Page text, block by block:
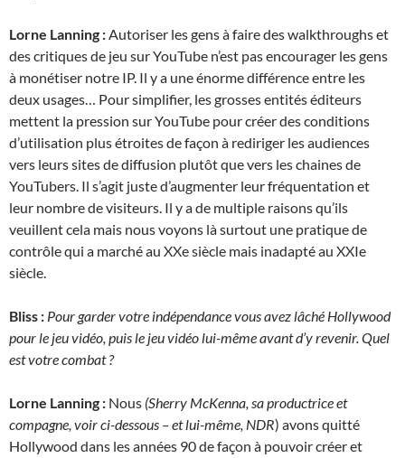
Lorne Lanning :Autoriser les gens à faire des walkthroughs et
des critiques de jeu sur YouTube n’est pas encourager les gens
à monétiser notre IP. Il y a une énorme différence entre les
deux usages… Pour simplifier, les grosses entités éditeurs
mettent la pression sur YouTube pour créer des conditions
d’utilisation plus étroites de façon à rediriger les audiences
vers leurs sites de diffusion plutôt que vers les chaines de
YouTubers. Il s’agit juste d’augmenter leur fréquentation et
leur nombre de visiteurs. Il y a de multiple raisons qu’ils
veuillent cela mais nous voyons là surtout une pratique de
contrôle qui a marché au XXe siècle mais inadapté au XXIe
siècle.
Bliss : Pour garder votre indépendance vous avez lâché Hollywood
pour le jeu vidéo, puis le jeu vidéo lui-même avant d’y revenir. Quel
est votre combat ?
Lorne Lanning : Nous (Sherry McKenna, sa productrice et
compagne, voir ci-dessous – et lui-même, NDR) avons quitté
Hollywood dans les années 90 de façon à pouvoir créer et